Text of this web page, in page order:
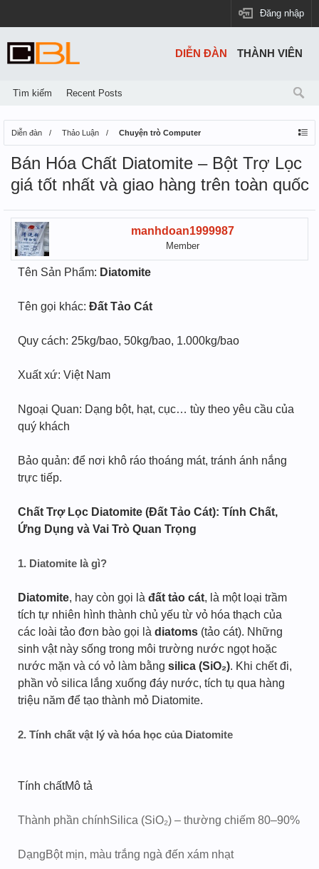
Đăng nhập
Diễn đàn Thảo Luận Chuyện trò Computer
Bán Hóa Chất Diatomite – Bột Trợ Lọc
giá tốt nhất và giao hàng trên toàn quốc
manhdoan1999987
Member
Tên Sản Phẩm: Diatomite
Tên gọi khác: Đất Tảo Cát
Quy cách: 25kg/bao, 50kg/bao, 1.000kg/bao
Xuất xứ: Việt Nam
Ngoại Quan: Dạng bột, hạt, cục… tùy theo yêu cầu của
quý khách
Bảo quản: để nơi khô ráo thoáng mát, tránh ánh nắng
trực tiếp.
Chất Trợ Lọc Diatomite (Đất Tảo Cát): Tính Chất,
Ứng Dụng và Vai Trò Quan Trọng
1. Diatomite là gì?
Diatomite, hay còn gọi là đất tảo cát, là một loại trầm
tích tự nhiên hình thành chủ yếu từ vỏ hóa thạch của
các loài tảo đơn bào gọi là diatoms (tảo cát). Những
sinh vật này sống trong môi trường nước ngọt hoặc
nước mặn và có vỏ làm bằng silica (SiO₂). Khi chết đi,
phần vỏ silica lắng xuống đáy nước, tích tụ qua hàng
triệu năm để tạo thành mỏ Diatomite.
2. Tính chất vật lý và hóa học của Diatomite
Tính chấtMô tả
Thành phần chínhSilica (SiO₂) – thường chiếm 80–90%
DạngBột mịn, màu trắng ngà đến xám nhạt
DIỄN ĐÀN
Tìm kiếm Recent Posts
THÀNH VIÊN